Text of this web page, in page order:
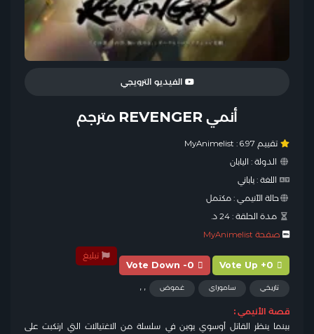
الفيديو الترويجي
أنمي REVENGER مترجم
تقييم MyAnimelist : 6.97
الدولة : اليابان
اللغة :ياباني
حالة الآنيمي :مكتمل
مدة الحلقة :24 د.
صفحة MyAnimelist
Vote Up +0
Vote Down -0
تبليغ
تاريخي ساموراي غموض
قصة الأنيمي :
بينما ينظر القاتل أوسوي يوين في سلسلة من الاغتيالات التي ارتكبت على